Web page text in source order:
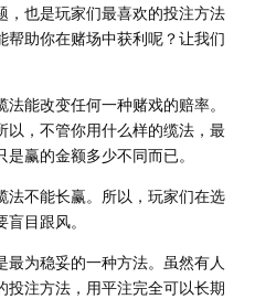
，也是玩家们最喜欢的投注方法
帮助你在赌场中获利呢？让我们
能改变任何一种赌戏的赔率。
以，不管你用什么样的缆法，最
赢的金额多少不同而已。
法不能长赢。所以，玩家们在选
目跟风。
为稳妥的一种方法。虽然有人
注方法，用平注完全可以长期